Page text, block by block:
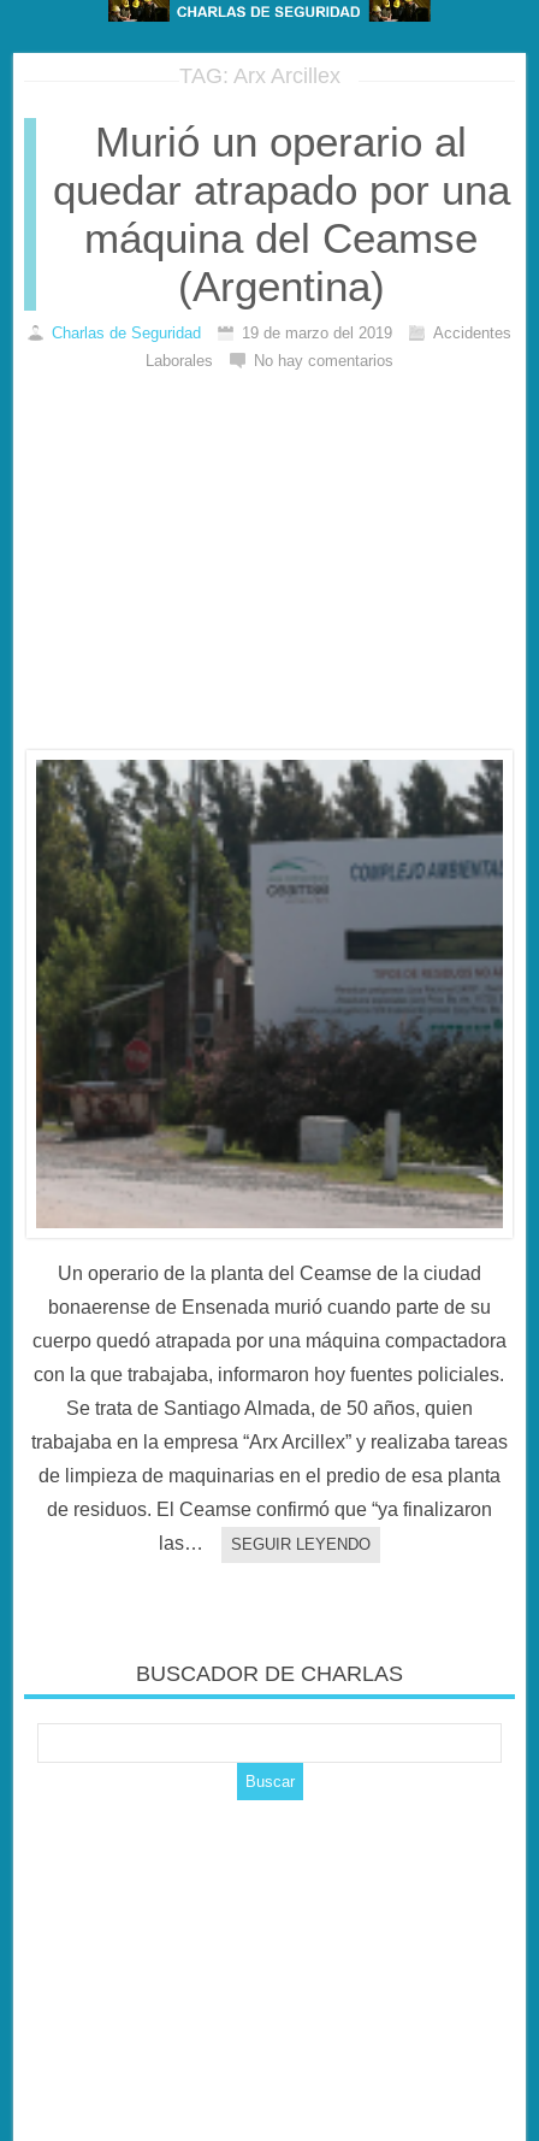
TAG: Arx Arcillex
Murió un operario al
quedar atrapado por una
máquina del Ceamse
(Argentina)
Charlas de Seguridad 19 de marzo del 2019
Accidentes
Laborales
No hay comentarios
Un operario de la planta del Ceamse de la ciudad
bonaerense de Ensenada murió cuando parte de su
cuerpo quedó atrapada por una máquina compactadora
con la que trabajaba, informaron hoy fuentes policiales.
Se trata de Santiago Almada, de 50 años, quien
trabajaba en la empresa “Arx Arcillex” y realizaba tareas
de limpieza de maquinarias en el predio de esa planta
de residuos. El Ceamse confirmó que “ya finalizaron
las…
SEGUIR LEYENDO
BUSCADOR DE CHARLAS